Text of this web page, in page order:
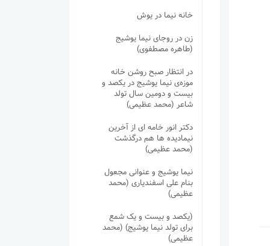
خانه نیما در یوش
زن در روجای نیما یوشیج
(طاهره مصطفوی)
در انتظار صبح روشن خانه
موزه‌ی نیما یوشیج در یکصد و
بیست و دومین سال تولد
شاعر (محمد عظیمی)
دکتر انور خامه ای از آخرین
نیمادیده ها هم درگذشت
(محمد عظیمی)
نیما یوشیج و عنوانی مجعول
بنام علی اسفندیاری (محمد
عظیمی)
(یکصد و بیست و یک شمع
برای تولد نیما یوشیج) (محمد
عظیمی)